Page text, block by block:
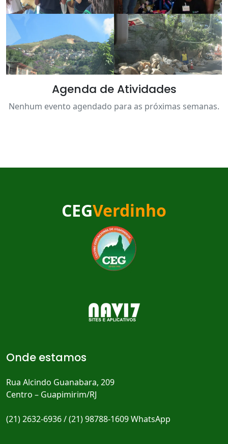
Agenda de Atividades
Nenhum evento agendado para as próximas semanas.
CEGVerdinho
Onde estamos
Rua Alcindo Guanabara, 209
Centro – Guapimirim/RJ
(21) 2632-6936 / (21) 98788-1609 WhatsApp